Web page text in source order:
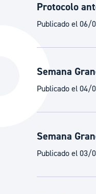
La ciudad
La ciudad futura
Protocolo
Publicado el 06/
Semana
Publicado el 04/
Semana
Publicado el 03/